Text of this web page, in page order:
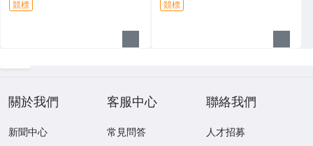
競標 競標
關於我們
新聞中心
客服中心
常見問答
聯絡我們
人才招募